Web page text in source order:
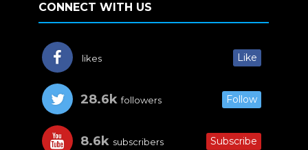
CONNECT WITH US
likes Like
28.6k followers Follow
8.6k subscribers Subscribe